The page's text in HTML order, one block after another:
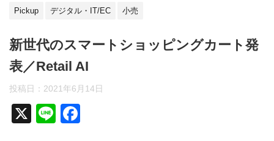
Pickup デジタル・IT/EC 小売
新世代のスマートショッピングカート発
表／Retail AI
投稿日：2021年6月14日
X
Li